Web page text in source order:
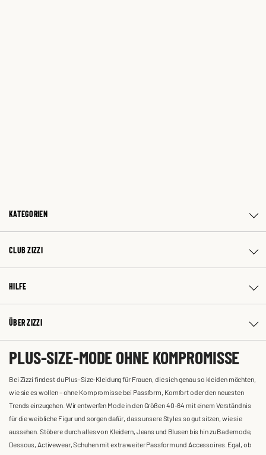
KATEGORIEN
CLUB ZIZZI
HILFE
ÜBER ZIZZI
PLUS-SIZE-MODE OHNE KOMPROMISSE
Bei Zizzi findest du Plus-Size-Kleidung für Frauen, die sich genau so kleiden möchten,
wie sie es wollen – ohne Kompromisse bei Passform, Komfort oder den neuesten
Trends einzugehen. Wir entwerfen Mode in den Größen 40-64 mit einem Verständnis
für die weibliche Figur und sorgen dafür, dass unsere Styles so gut sitzen, wie sie
aussehen. Stöbere durch alles von Kleidern, Jeans und Blusen bis hin zu Bademode,
Dessous, Activewear, Schuhen mit extra weiter Passform und Accessoires. Egal, ob